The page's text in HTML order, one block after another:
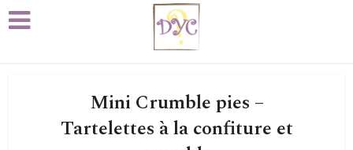
Mini Crumble pies –
Tartelettes à la confiture et